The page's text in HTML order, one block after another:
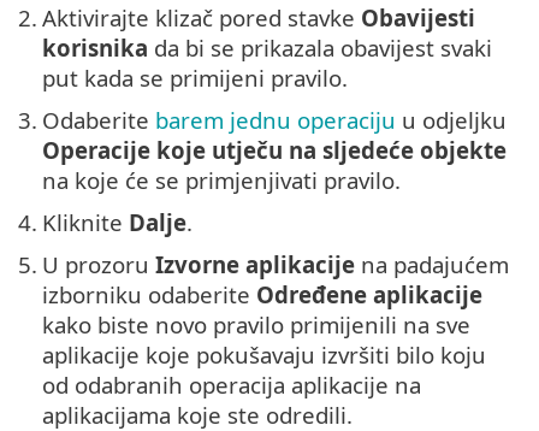
2. Aktivirajte klizač pored stavke Obavijesti
korisnika da bi se prikazala obavijest svaki
put kada se primijeni pravilo.
3. Odaberite barem jednu operaciju u odjeljku
Operacije koje utječu na sljedeće objekte
na koje će se primjenjivati pravilo.
4. Kliknite Dalje.
5. U prozoru Izvorne aplikacije na padajućem
izborniku odaberite Određene aplikacije
kako biste novo pravilo primijenili na sve
aplikacije koje pokušavaju izvršiti bilo koju
od odabranih operacija aplikacije na
aplikacijama koje ste odredili.